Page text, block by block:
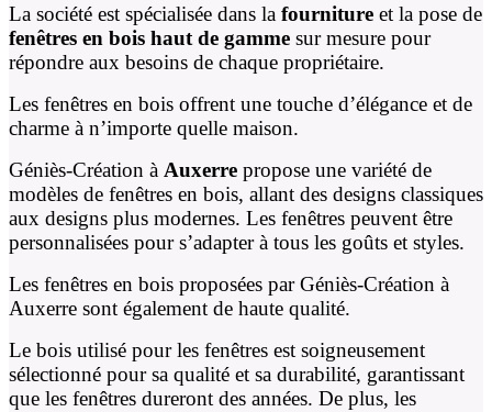
La société est spécialisée dans la fourniture et la pose de
fenêtres en bois haut de gamme sur mesure pour
répondre aux besoins de chaque propriétaire.
Les fenêtres en bois offrent une touche d’élégance et de
charme à n’importe quelle maison.
Géniès-Création à Auxerre propose une variété de
modèles de fenêtres en bois, allant des designs classiques
aux designs plus modernes. Les fenêtres peuvent être
personnalisées pour s’adapter à tous les goûts et styles.
Les fenêtres en bois proposées par Géniès-Création à
Auxerre sont également de haute qualité.
Le bois utilisé pour les fenêtres est soigneusement
sélectionné pour sa qualité et sa durabilité, garantissant
que les fenêtres dureront des années. De plus, les